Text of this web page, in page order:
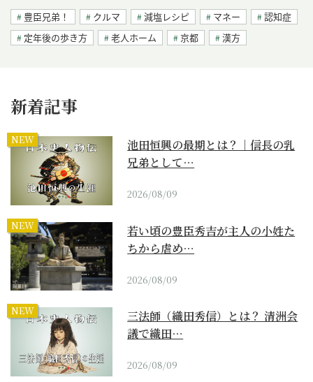
豊臣兄弟！ クルマ 減塩レシピ マネー
認知症
定年後の歩き方
老人ホーム 京都 漢方
新着記事
NEW
池田恒興の最期とは？｜信長の乳
兄弟として…
2026/08/09
NEW
若い頃の豊臣秀吉が主人の小姓た
ちから虐め…
2026/08/09
NEW
三法師（織田秀信）とは？ 清洲会
議で織田…
2026/08/09